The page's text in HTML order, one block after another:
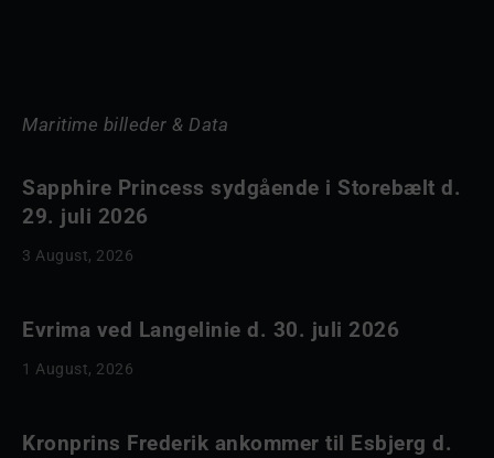
Maritime billeder & Data
Sapphire Princess sydgående i Storebælt d.
29. juli 2026
3 August, 2026
Evrima ved Langelinie d. 30. juli 2026
1 August, 2026
Kronprins Frederik ankommer til Esbjerg d.